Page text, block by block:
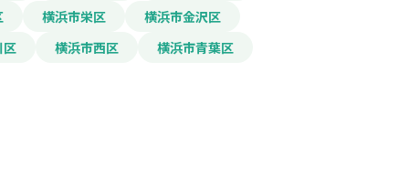
横浜市栄区
横浜市金沢区
区 横浜市西区
横浜市青葉区